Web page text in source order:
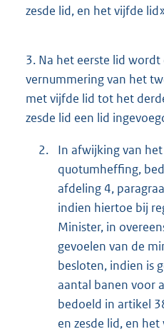
zesde lid, en het vijfde
3. Na het eerste lid
vernummering van het
met vijfde lid tot het
zesde lid een lid
2.
In afwijking van
quotumheffing,
afdeling 4,
indien hiertoe bij
Minister, in
gevoelen van de
besloten, indien is
aantal banen voor
bedoeld in artikel
en zesde lid, en